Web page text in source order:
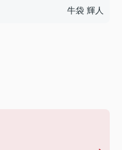
牛袋 輝人